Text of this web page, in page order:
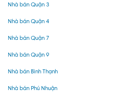
Nhà bán Quận 3
Nhà bán Quận 4
Nhà bán Quận 7
Nhà bán Quận 9
Nhà bán Bình Thạnh
Nhà bán Phú Nhuận